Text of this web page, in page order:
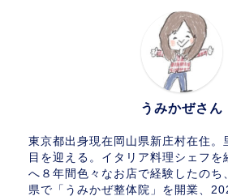
うみかぜさん
東京都出身現在岡山県新庄村在住。
目を迎える。イタリア料理シェフを
へ８年間色々なお店で経験したのち
県で「うみかぜ整体院」を開業、